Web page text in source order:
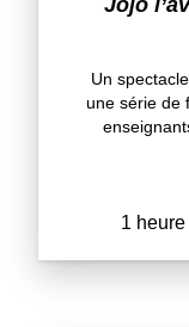
Jojo
Un
une série de
1 heure